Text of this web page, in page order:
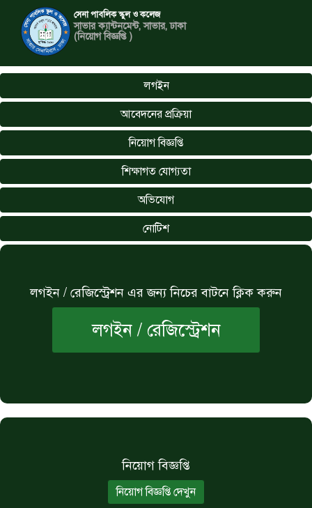
সেনা পাবলিক স্কুল ও কলেজ
সাভার ক্যান্টনমেন্ট, সাভার, ঢাকা
(নিয়োগ বিজ্ঞপ্তি )
লগইন
আবেদনের প্রক্রিয়া
নিয়োগ বিজ্ঞপ্তি
শিক্ষাগত যোগ্যতা
অভিযোগ
নোটিশ
লগইন / রেজিস্ট্রেশন এর জন্য নিচের বাটনে ক্লিক করুন
লগইন / রেজিস্ট্রেশন
নিয়োগ বিজ্ঞপ্তি
নিয়োগ বিজ্ঞপ্তি দেখুন